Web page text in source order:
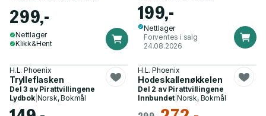
299,-
Nettlager
Klikk&Hent
199,-
Nettlager
Forventes i salg
24.08.2026
H.L. Phoenix
Trylleflasken
Del 3 av Pirattvillingene
Lydbok| Norsk, Bokmål
H.L. Phoenix
Hodeskallenøkkelen
Del 2 av Pirattvillingene
Innbundet |Norsk, Bokmål